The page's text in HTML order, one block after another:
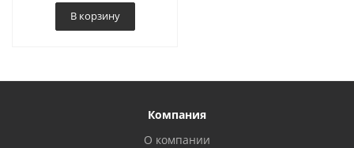
В корзину
Компания
О компании